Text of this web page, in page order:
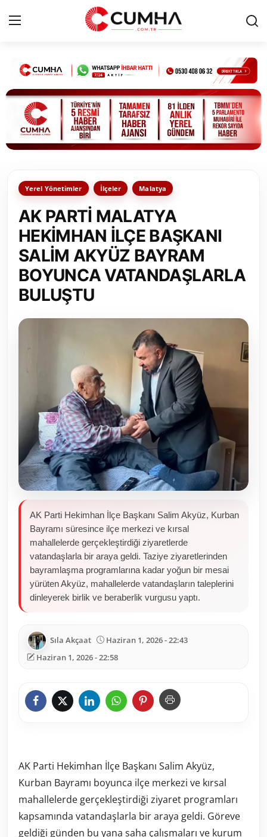
Kurumsal
Cumhurbaşkanlığı
Bakanlıklar
Siyasi Partiler
Yerel Yönetimler
Mülki İdare
Toplum ve Yaşam
Kamu Kurumları ve Üst Kurullar
Resmi Reklamlar
Yerel Yönetimler İlçeler Malatya
AK PARTİ MALATYA
HEKİMHAN İLÇE BAŞKANI
SALİM AKYÜZ BAYRAM
BOYUNCA VATANDAŞLARLA
BULUŞTU
AK Parti Hekimhan İlçe Başkanı Salim Akyüz, Kurban
Bayramı süresince ilçe merkezi ve kırsal
mahallelerde gerçekleştirdiği ziyaretlerde
vatandaşlarla bir araya geldi. Taziye ziyaretlerinden
bayramlaşma programlarına kadar yoğun bir mesai
yürüten Akyüz, mahallelerde vatandaşların taleplerini
dinleyerek birlik ve beraberlik vurgusu yaptı.
Sıla Akçaat
Haziran 1, 2026 - 22:43
Haziran 1, 2026 - 22:58
AK Parti Hekimhan İlçe Başkanı Salim Akyüz,
Kurban Bayramı boyunca ilçe merkezi ve kırsal
mahallelerde gerçekleştirdiği ziyaret programları
kapsamında vatandaşlarla bir araya geldi. Göreve
geldiği günden bu yana saha çalışmaları ve kurum